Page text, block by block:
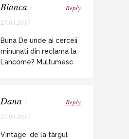
Bianca /
27.03.2017
Reply
Buna De unde ai cerceii
minunati din reclama la
Lancome? Multumesc
Dana /
27.03.2017
Reply
Vintage, de la târgul